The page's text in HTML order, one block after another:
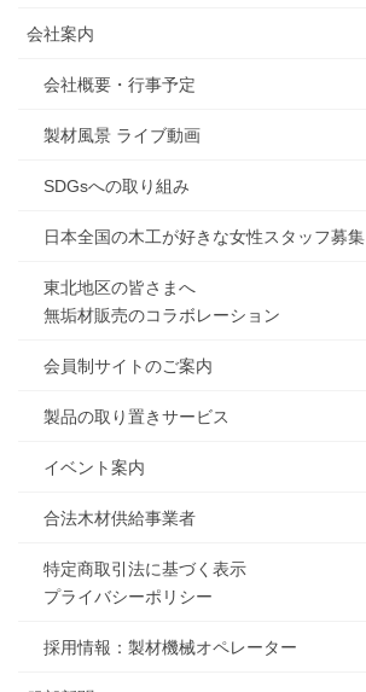
会社案内
会社概要・行事予定
製材風景 ライブ動画
SDGsへの取り組み
日本全国の木工が好きな女性スタッフ募集
東北地区の皆さまへ
無垢材販売のコラボレーション
会員制サイトのご案内
製品の取り置きサービス
イベント案内
合法木材供給事業者
特定商取引法に基づく表示
プライバシーポリシー
採用情報：製材機械オペレーター